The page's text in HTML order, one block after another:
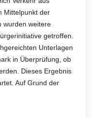
Mittelpunkt der
wurden weitere
getroffen.
Unterlagen
in Überprüfung, ob
Dieses Ergebnis
Auf Grund der